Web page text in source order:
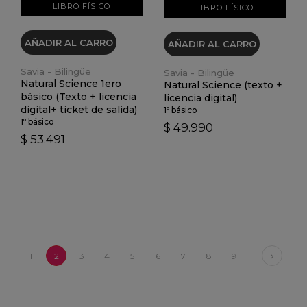
LIBRO FÍSICO
AÑADIR AL CARRO
Savia - Bilingüe
Natural Science 1ero
básico (Texto + licencia
digital+ ticket de salida)
1º básico
$ 53.491
LIBRO FÍSICO
AÑADIR AL CARRO
Savia - Bilingüe
Natural Science (texto +
licencia digital)
1º básico
$ 49.990
1 2 3 4 5 6 7 8 9 Next